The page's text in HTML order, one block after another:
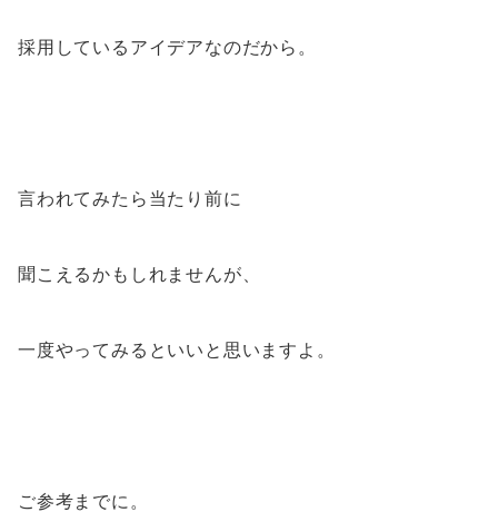
採用しているアイデアなのだから。
言われてみたら当たり前に
聞こえるかもしれませんが、
一度やってみるといいと思いますよ。
ご参考までに。